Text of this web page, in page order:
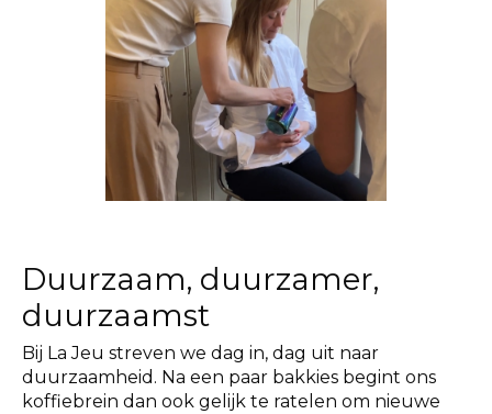
Duurzaam, duurzamer,
duurzaamst
Bij La Jeu streven we dag in, dag uit naar
duurzaamheid. Na een paar bakkies begint ons
koffiebrein dan ook gelijk te ratelen om nieuwe